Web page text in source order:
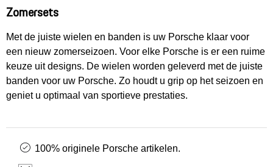
Meer Porsche
Porsche informatie
Zomersets
Met de juiste wielen en banden is uw Porsche klaar voor
een nieuw zomerseizoen. Voor elke Porsche is er een ruime
keuze uit designs. De wielen worden geleverd met de juiste
banden voor uw Porsche. Zo houdt u grip op het seizoen en
geniet u optimaal van sportieve prestaties.
100% originele Porsche artikelen.